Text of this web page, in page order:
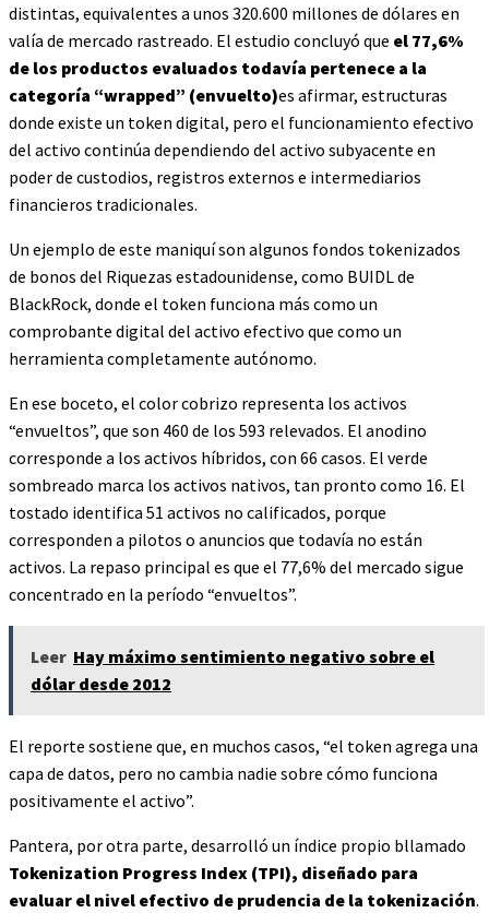
distintas, equivalentes a unos 320.600 millones de dólares en
valía de mercado rastreado. El estudio concluyó que el 77,6%
de los productos evaluados todavía pertenece a la
categoría “wrapped” (envuelto)es afirmar, estructuras
donde existe un token digital, pero el funcionamiento efectivo
del activo continúa dependiendo del activo subyacente en
poder de custodios, registros externos e intermediarios
financieros tradicionales.
Un ejemplo de este maniquí son algunos fondos tokenizados
de bonos del Riquezas estadounidense, como BUIDL de
BlackRock, donde el token funciona más como un
comprobante digital del activo efectivo que como un
herramienta completamente autónomo.
En ese boceto, el color cobrizo representa los activos
“envueltos”, que son 460 de los 593 relevados. El anodino
corresponde a los activos híbridos, con 66 casos. El verde
sombreado marca los activos nativos, tan pronto como 16. El
tostado identifica 51 activos no calificados, porque
corresponden a pilotos o anuncios que todavía no están
activos. La repaso principal es que el 77,6% del mercado sigue
concentrado en la período “envueltos”.
Leer Hay máximo sentimiento negativo sobre el
dólar desde 2012
El reporte sostiene que, en muchos casos, “el token agrega una
capa de datos, pero no cambia nadie sobre cómo funciona
positivamente el activo”.
Pantera, por otra parte, desarrolló un índice propio bllamado
Tokenization Progress Index (TPI), diseñado para
evaluar el nivel efectivo de prudencia de la tokenización.